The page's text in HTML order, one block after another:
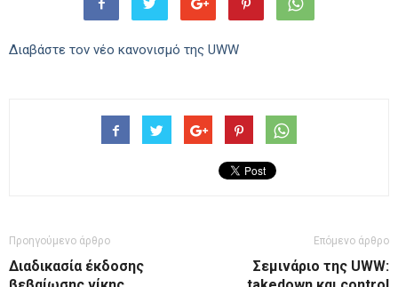
Διαβάστε τον νέο κανονισμό της UWW
Προηγούμενο άρθρο
Διαδικασία έκδοσης
Επόμενο άρθρο
Σεμινάριο της UWW: